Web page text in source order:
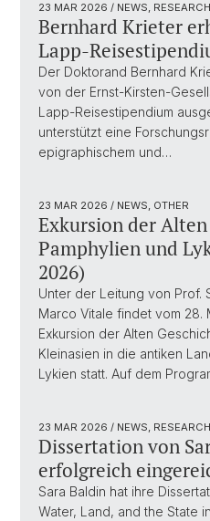
23 MAR 2026 / NEWS,
Bernhard Krieter
Lapp-
Der Doktorand Bernhard
von der Ernst-Kirsten-
Lapp-Reisestipendium
unterstützt eine
epigraphischem und…
23 MAR 2026 / NEWS, OTHER
Exkursion der
Pamphylien und
2026)
Unter der Leitung von Prof.
Marco Vitale findet vom 28.
Exkursion der Alten
Kleinasien in die antiken
Lykien statt. Auf dem
23 MAR 2026 / NEWS,
Dissertation von
erfolgreich
Sara Baldin hat ihre
Water, Land, and the State